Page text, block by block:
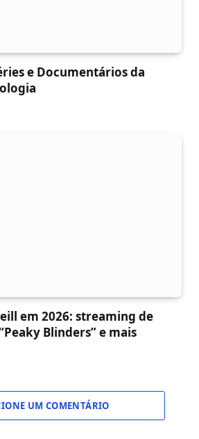
e Documentários da
em 2026: streaming de
Blinders” e mais
UM COMENTÁRIO